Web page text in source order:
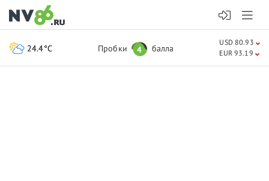
24.4°C Пробки 4 балла
USD 80.93
EUR 93.19